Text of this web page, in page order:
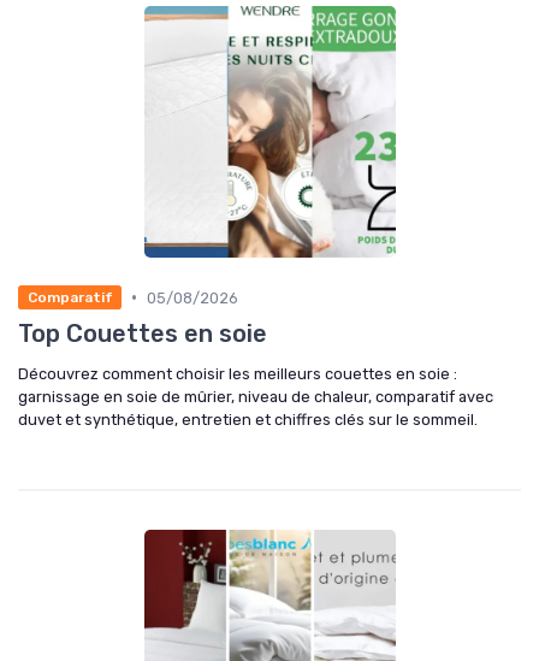
Comparatif • 05/08/2026
Top Couettes en soie
Découvrez comment choisir les meilleurs couettes en soie :
garnissage en soie de mûrier, niveau de chaleur, comparatif avec
duvet et synthétique, entretien et chiffres clés sur le sommeil.